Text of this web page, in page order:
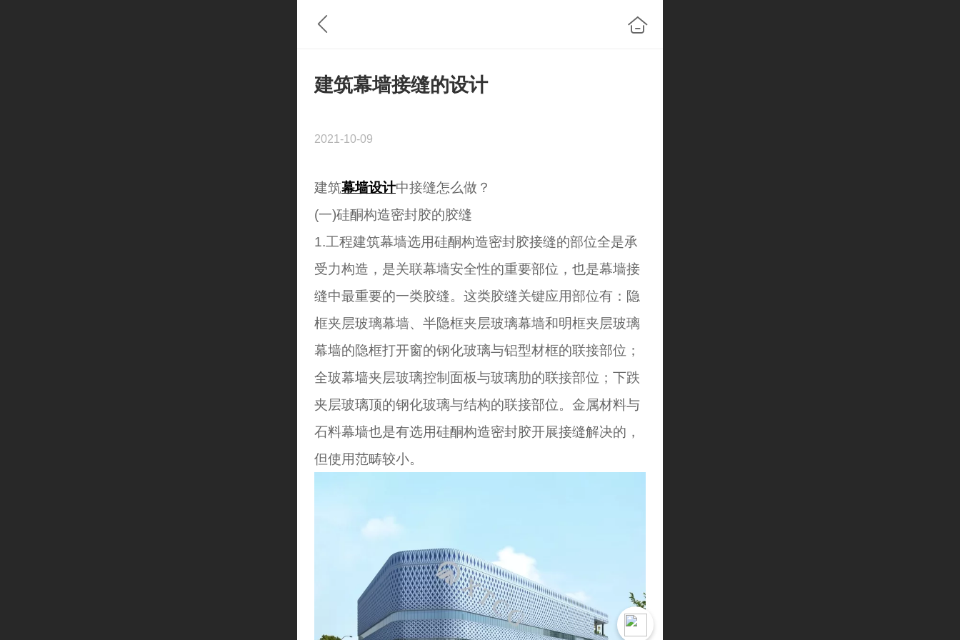
建筑幕墙接缝的设计
2021-10-09
建筑幕墙设计中接缝怎么做？
(一)硅酮构造密封胶的胶缝
1.工程建筑幕墙选用硅酮构造密封胶接缝的部位全是承
受力构造，是关联幕墙安全性的重要部位，也是幕墙接
缝中最重要的一类胶缝。这类胶缝关键应用部位有：隐
框夹层玻璃幕墙、半隐框夹层玻璃幕墙和明框夹层玻璃
幕墙的隐框打开窗的钢化玻璃与铝型材框的联接部位；
全玻幕墙夹层玻璃控制面板与玻璃肋的联接部位；下跌
夹层玻璃顶的钢化玻璃与结构的联接部位。金属材料与
石料幕墙也是有选用硅酮构造密封胶开展接缝解决的，
但使用范畴较小。